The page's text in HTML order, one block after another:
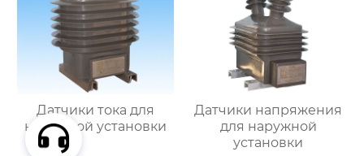
Датчики тока для
наружной установки
Датчики напряжения
для наружной
установки